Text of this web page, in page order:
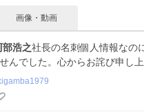
画像・動画
部浩之社長の名刺個人情報なの
んでした。心からお詫び申し